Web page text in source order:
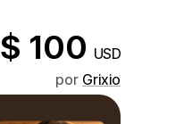
$ 100 USD
por Grixio